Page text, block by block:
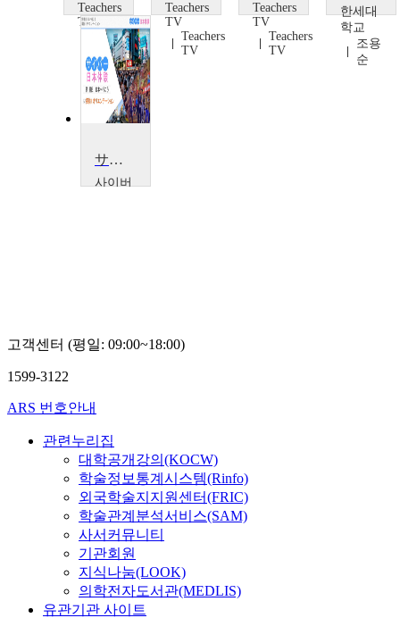
Teachers
TV
Teachers
TV
Teachers
TV
Teachers
TV
Teachers
TV
Teachers
TV
한세대
학교
조용
순
サイバー日本体験
사이버
고객센터 (평일: 09:00~18:00)
1599-3122
ARS 번호안내
관련누리집
대학공개강의(KOCW)
학술정보통계시스템(Rinfo)
외국학술지지원센터(FRIC)
학술관계분석서비스(SAM)
사서커뮤니티
기관회원
지식나눔(LOOK)
의학전자도서관(MEDLIS)
유관기관 사이트